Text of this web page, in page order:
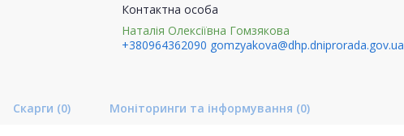
Контактна особа
Наталія Олексіївна Гомзякова
+380964362090 gomzyakova@dhp.dniprorada.gov.ua
Скарги (0) Моніторинги та інформування (0)